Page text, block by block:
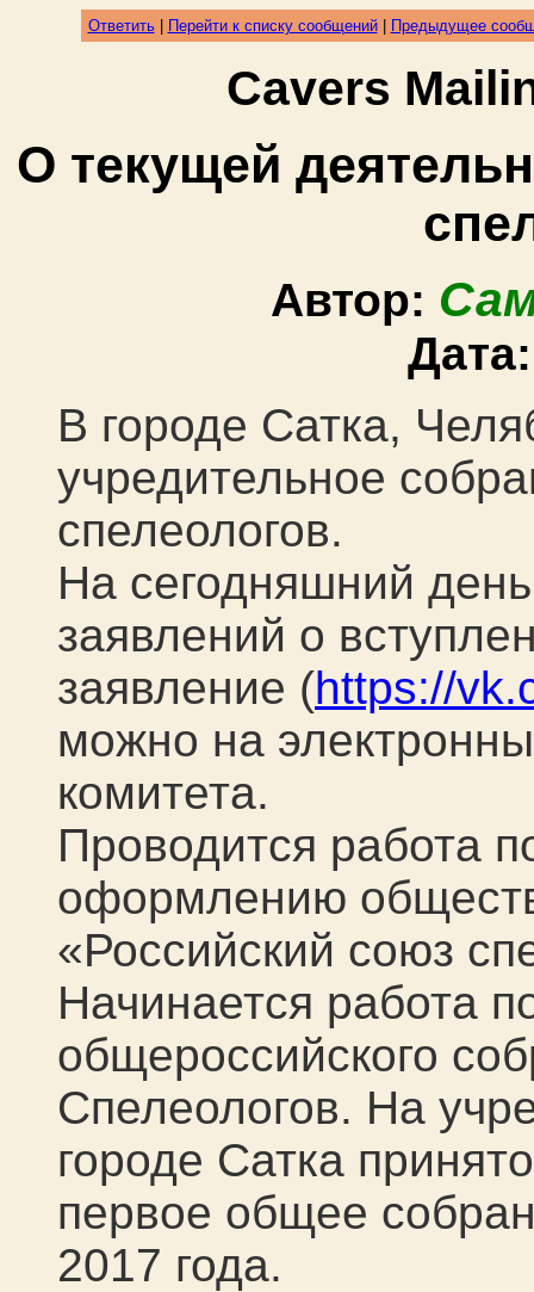
Ответить| Перейти к списку сообщений| Предыдущее
Cavers
О текущей
Автор:
В городе Сатка,
учредительное
спелеологов.
На сегодняшний
заявлений о
заявление (https://
можно на
комитета.
Проводится работа
оформлению
«Российский союз
Начинается работа
общероссийского
Спелеологов. На
городе Сатка
первое общее
2017 года.